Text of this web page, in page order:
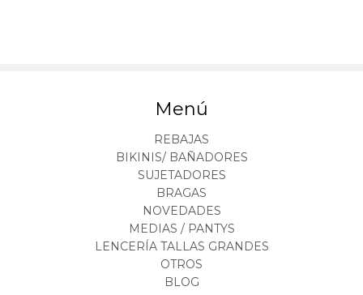
Menú
REBAJAS
BIKINIS/ BAÑADORES
SUJETADORES
BRAGAS
NOVEDADES
MEDIAS / PANTYS
LENCERÍA TALLAS GRANDES
OTROS
BLOG